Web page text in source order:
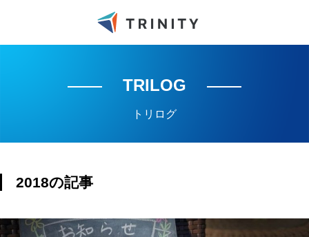
TRILOG
トリログ
2018の記事